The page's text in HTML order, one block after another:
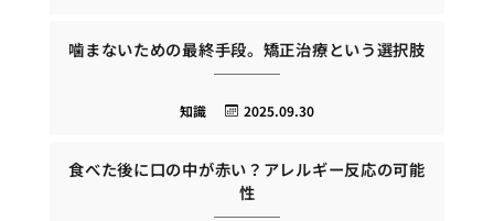
噛まないための最終手段。矯正治療という選択肢
2025.09.30
知識
食べた後に口の中が赤い？アレルギー反応の可能
性